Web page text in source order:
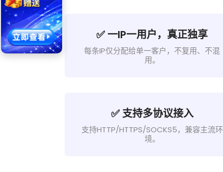
✅ 一IP一用户，真正独享
每条IP仅分配给单一客户，不复用、不混
用。
✅ 支持多协议接入
支持HTTP/HTTPS/SOCKS5，兼容主流环
境。